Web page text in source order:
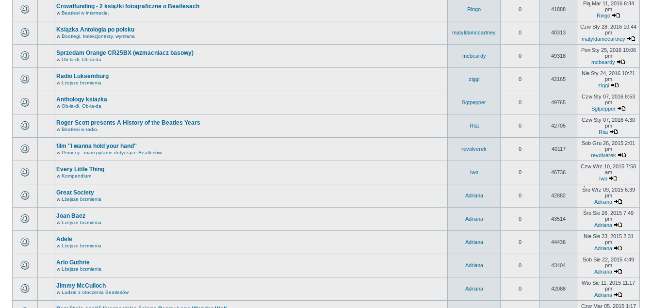
Crowdfunding - 2 książki fotograficzne o Beatlesach
w Beatlesi w internecie.
Ringo 0 41888
Pią Mar 11, 2016 6:34
pm
Ringo
Ksiązka Antologia po polsku
w Bootlegi, kolekcjonerzy, wymiana
matyldamccartney 0 40313
Czw Sty 28, 2016 10:44
pm
matyldamccartney
Sprzedam Orange CR25BX (wzmacniacz basowy)
w Ob-la-di, Ob-la-da
mcbeardy 0 49318
Pon Sty 25, 2016 10:06
pm
mcbeardy
Radio Luksemburg
w Lżejsze brzmienia
ziggi 0 42165
Nie Sty 24, 2016 10:21
pm
ziggi
Anthology ksiazka
w Ob-la-di, Ob-la-da
Sgtpepper 0 49765
Czw Sty 07, 2016 8:53
pm
Sgtpepper
Roger Scott presents A History of the Beatles Years
w Beatlesi w radio.
Rita 0 42705
Czw Sty 07, 2016 4:30
pm
Rita
film ''I wanna hold your hand''
w Pomocy - mam pytanie dotyczące Beatlesów...
revolverek 0 40117
Sob Gru 26, 2015 2:01
pm
revolverek
Every Little Thing
w Kompendium
Iwo 0 46736
Czw Wrz 10, 2015 7:58
am
Iwo
Great Society
w Lżejsze brzmienia
Adriana 0 42882
Śro Wrz 09, 2015 6:39
pm
Adriana
Joan Baez
w Lżejsze brzmienia
Adriana 0 43514
Śro Sie 26, 2015 7:49
pm
Adriana
Adele
w Lżejsze brzmienia
Adriana 0 44436
Nie Sie 23, 2015 2:31
pm
Adriana
Arlo Guthrie
w Lżejsze brzmienia
Adriana 0 43404
Sob Sie 22, 2015 4:49
pm
Adriana
Jimmy McCulloch
w Ludzie z otoczenia Beatlesów
Adriana 0 42088
Wto Sie 11, 2015 11:17
pm
Adriana
Czw Mar 05, 2015 1:17